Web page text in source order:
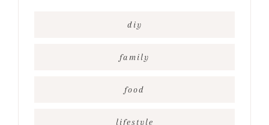
diy
family
food
lifestyle